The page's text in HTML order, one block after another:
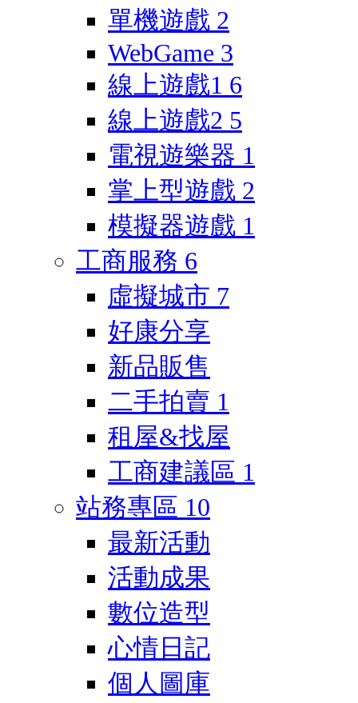
單機遊戲 2
WebGame 3
線上遊戲1 6
線上遊戲2 5
電視遊樂器 1
掌上型遊戲 2
模擬器遊戲 1
工商服務 6
虛擬城市 7
好康分享
新品販售
二手拍賣 1
租屋&找屋
工商建議區 1
站務專區 10
最新活動
活動成果
數位造型
心情日記
個人圖庫